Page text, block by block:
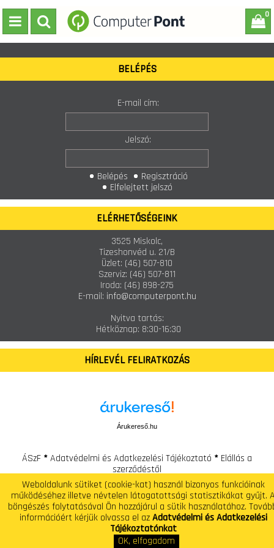
0
BELÉPÉS
E-mail cím:
Jelszó:
Belépés
Regisztráció
Elfelejtett jelszó
ELÉRHETŐSÉGEINK
3525 Miskolc,
Tizeshonvéd u. 21/B
Üzlet: (46) 507-810
Szerviz: (46) 507-811
Iroda: (46) 898-275
E-mail: info@computerpont.hu
Nyitva tartás:
Hétköznap: 8:30-16:30
HÍRLEVÉL FELIRATKOZÁS
Árukereső.hu
ÁSzF *Adatvédelmi és Adatkezelési Tájékoztató * Elállás a
szerződéstől
Computer Pont - Számítástechnikai Szaküzlet és Szerviz
Telefon: +(36) 46 / 507-810 E-mail: info@computerpont.hu
Weboldalunk sütiket (cookie-kat) használ bizonyos funkcióinak
működéséhez illetve névtelen látogatottsági statisztikákat gyűjt.
böngészés folytatásával Ön hozzájárul a sütik használatához.
információért kérjük olvassa el azAdatvédelmi és Adatkezelési
Tájékoztatónkat
OK, elfogadom